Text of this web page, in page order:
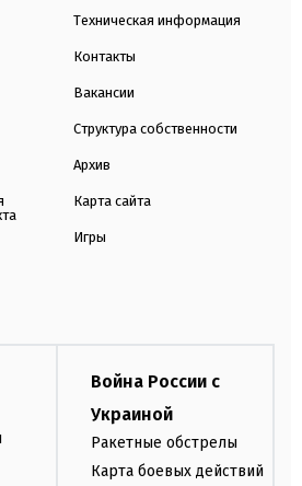
Техническая информация
Контакты
Вакансии
Структура собственности
Архив
Карта сайта
Игры
Война России с
Украиной
Ракетные обстрелы
Карта боевых действий